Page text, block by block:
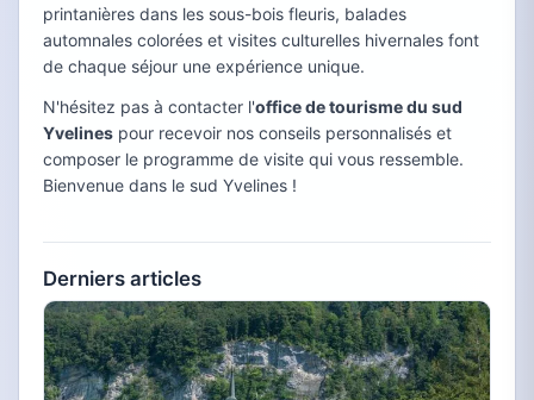
printanières dans les sous-bois fleuris, balades
automnales colorées et visites culturelles hivernales font
de chaque séjour une expérience unique.
N'hésitez pas à contacter l'office de tourisme du sud
Yvelines pour recevoir nos conseils personnalisés et
composer le programme de visite qui vous ressemble.
Bienvenue dans le sud Yvelines !
Derniers articles